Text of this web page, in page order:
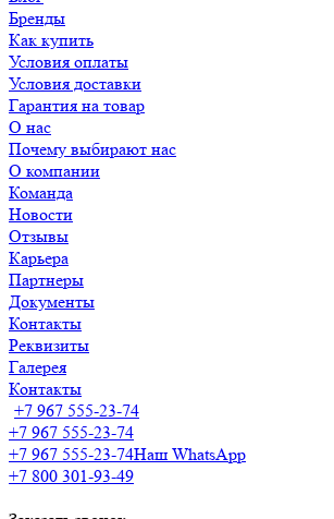
Бренды
Как купить
Условия оплаты
Условия доставки
Гарантия на товар
О нас
Почему выбирают нас
О компании
Команда
Новости
Отзывы
Карьера
Партнеры
Документы
Контакты
Реквизиты
Галерея
Контакты
+7 967 555-23-74
+7 967 555-23-74
+7 967 555-23-74Наш WhatsApp
+7 800 301-93-49